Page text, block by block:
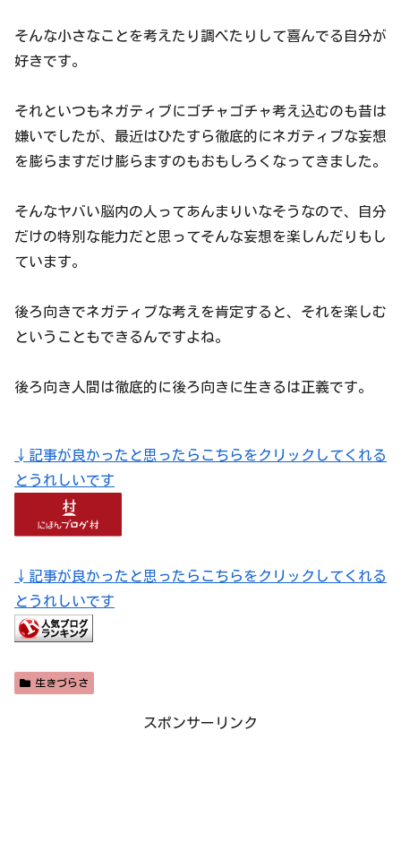
そんな小さなことを考えたり調べたりして喜んでる自分が
好きです。
それといつもネガティブにゴチャゴチャ考え込むのも昔は
嫌いでしたが、最近はひたすら徹底的にネガティブな妄想
を膨らますだけ膨らますのもおもしろくなってきました。
そんなヤバい脳内の人ってあんまりいなそうなので、自分
だけの特別な能力だと思ってそんな妄想を楽しんだりもし
ています。
後ろ向きでネガティブな考えを肯定すると、それを楽しむ
ということもできるんですよね。
後ろ向き人間は徹底的に後ろ向きに生きるは正義です。
↓記事が良かったと思ったらこちらをクリックしてくれる
とうれしいです
↓記事が良かったと思ったらこちらをクリックしてくれる
とうれしいです
生きづらさ
スポンサーリンク